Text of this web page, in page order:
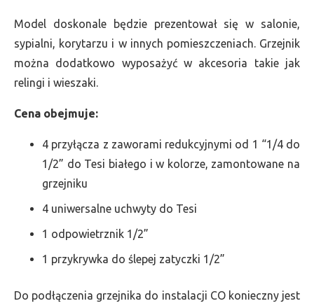
Model doskonale będzie prezentował się w salonie,
sypialni, korytarzu i w innych pomieszczeniach. Grzejnik
można dodatkowo wyposażyć w akcesoria takie jak
relingi i wieszaki.
Cena obejmuje:
4 przyłącza z zaworami redukcyjnymi od 1 “1/4 do
1/2” do Tesi białego i w kolorze, zamontowane na
grzejniku
4 uniwersalne uchwyty do Tesi
1 odpowietrznik 1/2”
1 przykrywka do ślepej zatyczki 1/2”
Do podłączenia grzejnika do instalacji CO konieczny jest